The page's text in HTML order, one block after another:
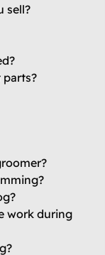
sell?
work during